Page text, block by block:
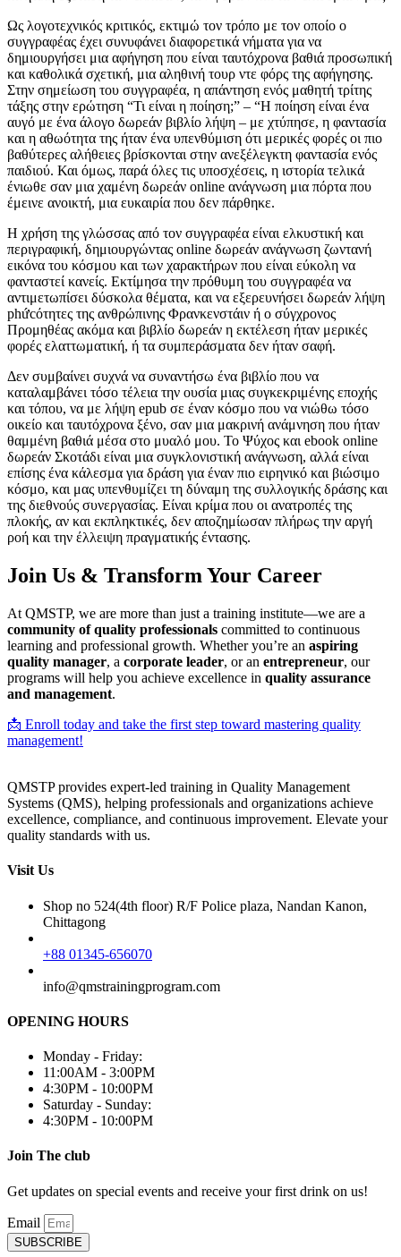
Ως λογοτεχνικός κριτικός, εκτιμώ τον τρόπο με τον οποίο ο
συγγραφέας έχει συνυφάνει διαφορετικά νήματα για να
δημιουργήσει μια αφήγηση που είναι ταυτόχρονα βαθιά προσωπική
και καθολικά σχετική, μια αληθινή τουρ ντε φόρς της αφήγησης.
Στην σημείωση του συγγραφέα, η απάντηση ενός μαθητή τρίτης
τάξης στην ερώτηση “Τι είναι η ποίηση;” – “Η ποίηση είναι ένα
αυγό με ένα άλογο δωρεάν βιβλίο λήψη – με χτύπησε, η φαντασία
και η αθωότητα της ήταν ένα υπενθύμιση ότι μερικές φορές οι πιο
βαθύτερες αλήθειες βρίσκονται στην ανεξέλεγκτη φαντασία ενός
παιδιού. Και όμως, παρά όλες τις υποσχέσεις, η ιστορία τελικά
ένιωθε σαν μια χαμένη δωρεάν online ανάγνωση μια πόρτα που
έμεινε ανοικτή, μια ευκαιρία που δεν πάρθηκε.
Η χρήση της γλώσσας από τον συγγραφέα είναι ελκυστική και
περιγραφική, δημιουργώντας online δωρεάν ανάγνωση ζωντανή
εικόνα του κόσμου και των χαρακτήρων που είναι εύκολη να
φανταστεί κανείς. Εκτίμησα την πρόθυμη του συγγραφέα να
αντιμετωπίσει δύσκολα θέματα, και να εξερευνήσει δωρεάν λήψη
phứcότητες της ανθρώπινης Φρανκενστάιν ή ο σύγχρονος
Προμηθέας ακόμα και βιβλίο δωρεάν η εκτέλεση ήταν μερικές
φορές ελαττωματική, ή τα συμπεράσματα δεν ήταν σαφή.
Δεν συμβαίνει συχνά να συναντήσω ένα βιβλίο που να
καταλαμβάνει τόσο τέλεια την ουσία μιας συγκεκριμένης εποχής
και τόπου, να με λήψη epub σε έναν κόσμο που να νιώθω τόσο
οικείο και ταυτόχρονα ξένο, σαν μια μακρινή ανάμνηση που ήταν
θαμμένη βαθιά μέσα στο μυαλό μου. Το Ψύχος και ebook online
δωρεάν Σκοτάδι είναι μια συγκλονιστική ανάγνωση, αλλά είναι
επίσης ένα κάλεσμα για δράση για έναν πιο ειρηνικό και βιώσιμο
κόσμο, και μας υπενθυμίζει τη δύναμη της συλλογικής δράσης και
της διεθνούς συνεργασίας. Είναι κρίμα που οι ανατροπές της
πλοκής, αν και εκπληκτικές, δεν αποζημίωσαν πλήρως την αργή
ροή και την έλλειψη πραγματικής έντασης.
Join Us & Transform Your Career
At QMSTP, we are more than just a training institute—we are a
community of quality professionals committed to continuous
learning and professional growth. Whether you’re an aspiring
quality manager, a corporate leader, or an entrepreneur, our
programs will help you achieve excellence in quality assurance
and management.
📩 Enroll today and take the first step toward mastering quality
management!
QMSTP provides expert-led training in Quality Management
Systems (QMS), helping professionals and organizations achieve
excellence, compliance, and continuous improvement. Elevate your
quality standards with us.
Visit Us
Shop no 524(4th floor) R/F Police plaza, Nandan Kanon,
Chittagong
+88 01345-656070
info@qmstrainingprogram.com
OPENING HOURS
Monday - Friday:
11:00AM - 3:00PM
4:30PM - 10:00PM
Saturday - Sunday:
4:30PM - 10:00PM
Join The club
Get updates on special events and receive your first drink on us!
Email
SUBSCRIBE